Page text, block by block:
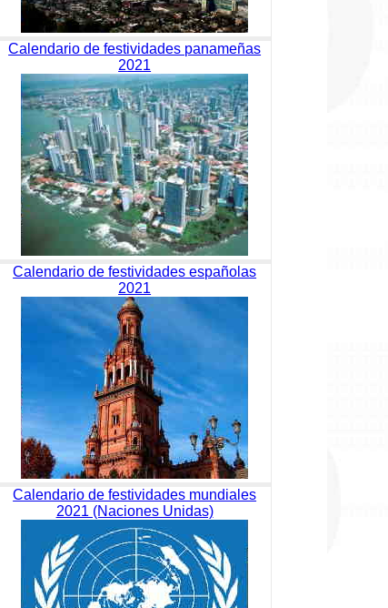
Calendario de festividades panameñas
2021
Calendario de festividades españolas
2021
Calendario de festividades mundiales
2021 (Naciones Unidas)